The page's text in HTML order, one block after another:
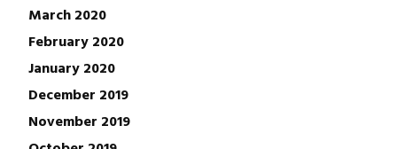
March 2020
February 2020
January 2020
December 2019
November 2019